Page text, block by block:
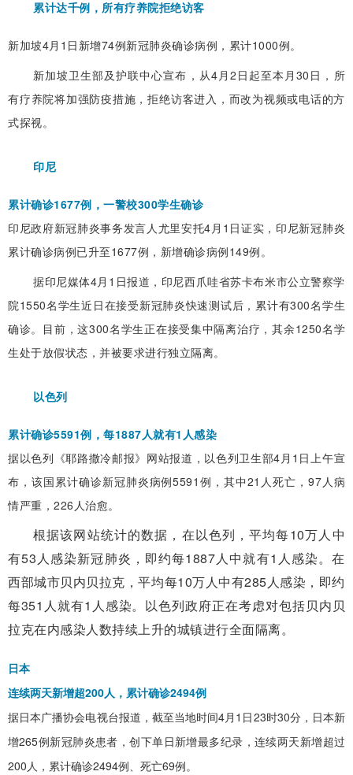
累计达千例，所有疗养院拒绝访客
新加坡4月1日新增74例新冠肺炎确诊病例，累计1000例。
新加坡卫生部及护联中心宣布，从4月2日起至本月30日，所
有疗养院将加强防疫措施，拒绝访客进入，而改为视频或电话的方
式探视。
印尼
累计确诊1677例，一警校300学生确诊
印尼政府新冠肺炎事务发言人尤里安托4月1日证实，印尼新冠肺炎
累计确诊病例已升至1677例，新增确诊病例149例。
据印尼媒体4月1日报道，印尼西爪哇省苏卡布米市公立警察学
院1550名学生近日在接受新冠肺炎快速测试后，累计有300名学生
确诊。目前，这300名学生正在接受集中隔离治疗，其余1250名学
生处于放假状态，并被要求进行独立隔离。
以色列
累计确诊5591例，每1887人就有1人感染
据以色列《耶路撒冷邮报》网站报道，以色列卫生部4月1日上午宣
布，该国累计确诊新冠肺炎病例5591例，其中21人死亡，97人病
情严重，226人治愈。
根据该网站统计的数据，在以色列，平均每10万人中
有53人感染新冠肺炎，即约每1887人中就有1人感染。在
西部城市贝内贝拉克，平均每10万人中有285人感染，即约
每351人就有1人感染。以色列政府正在考虑对包括贝内贝
拉克在内感染人数持续上升的城镇进行全面隔离。
日本
连续两天新增超200人，累计确诊2494例
据日本广播协会电视台报道，截至当地时间4月1日23时30分，日本新
增265例新冠肺炎患者，创下单日新增最多纪录，连续两天新增超过
200人，累计确诊2494例、死亡69例。